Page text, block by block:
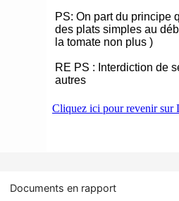
Documents en rapport